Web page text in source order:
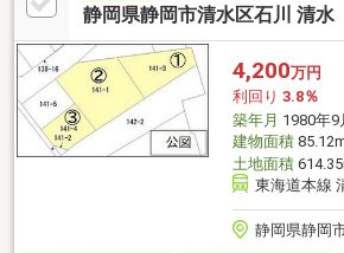
静岡県静岡市清水区石川 清水
4,200万円
利回り 3.8％
築年月 1980年9
建物面積
土地面積
東海道本線
静岡県静岡